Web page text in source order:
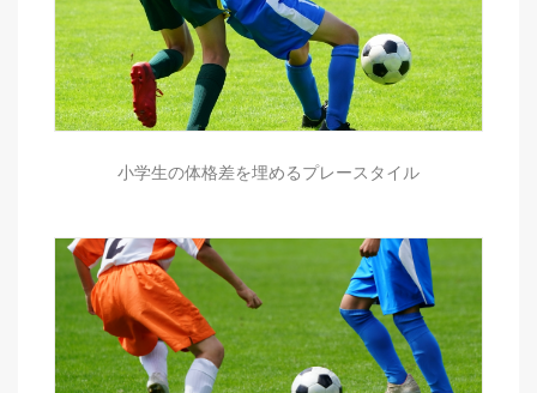
小学生の体格差を埋めるプレースタイル